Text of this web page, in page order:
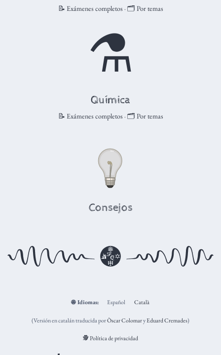
📝 Exámenes completos · 🗂️ Por temas
⚗️
Química
📝 Exámenes completos · 🗂️ Por temas
Consejos
🌐 Idiomas: Español Català
(Versión en catalán traducida porÒscar ColomaryEduard Cremades)
🕵️ Política de privacidad